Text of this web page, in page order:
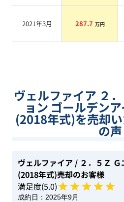
2021年3月 287.7 万円
ヴェルファイア ２
ョン ゴールデン
(2018年式)を売却
の声
ヴェルファイア / ２．５Ｚ Ｇ
(2018年式)売却のお客様
満足度(5.0)
成約日： 2025年9月